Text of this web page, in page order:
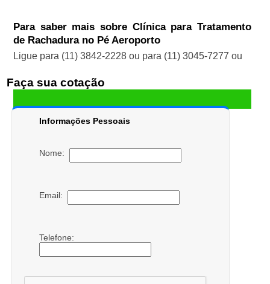
Para saber mais sobre Clínica para Tratamento
de Rachadura no Pé Aeroporto
Ligue para (11) 3842-2228ou para (11) 3045-7277 ou
Faça sua cotação
Informações Pessoais
Nome:
Email:
Telefone: